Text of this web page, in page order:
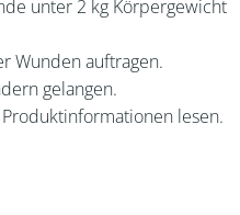
unter 2 kg Körpergewicht
Wunden auftragen.
gelangen.
lesen.